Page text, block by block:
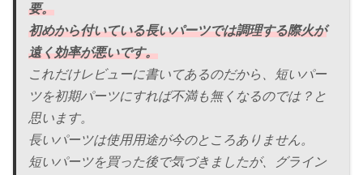
要。
初めから付いている長いパーツでは調理する際火が
遠く効率が悪いです。
これだけレビューに書いてあるのだから、短いパー
ツを初期パーツにすれば不満も無くなるのでは？と
思います。
長いパーツは使用用途が今のところありません。
短いパーツを買った後で気づきましたが、グライン